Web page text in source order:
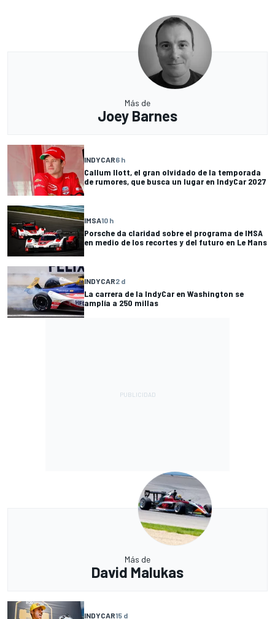
Más de
Joey Barnes
INDYCAR6 h
Callum Ilott, el gran olvidado de la temporada
de rumores, que busca un lugar en IndyCar 2027
IMSA10 h
Porsche da claridad sobre el programa de IMSA
en medio de los recortes y del futuro en Le Mans
INDYCAR2 d
La carrera de la IndyCar en Washington se
amplía a 250 millas
Más de
David Malukas
INDYCAR15 d